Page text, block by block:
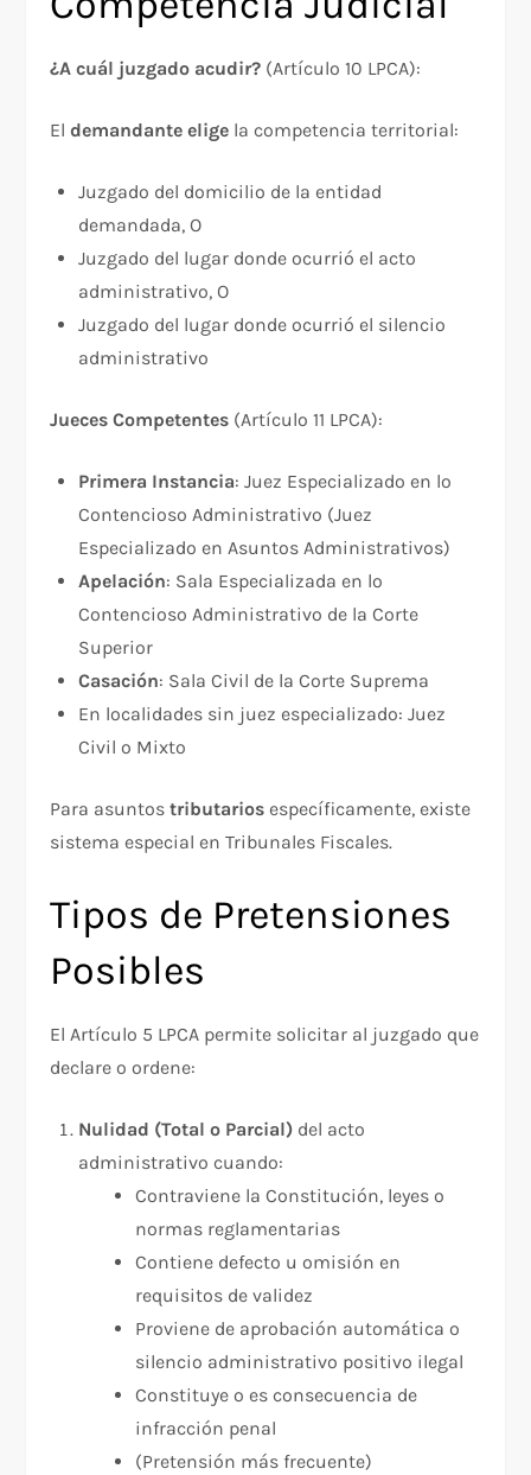
¿A cuál juzgado acudir? (Artículo 10 LPCA):
Eldemandante elige la competencia territorial:​
Juzgado del domicilio de la entidad
demandada, O
Juzgado del lugar donde ocurrió el acto
administrativo, O
Juzgado del lugar donde ocurrió el silencio
administrativo
Jueces Competentes (Artículo 11 LPCA):​
Primera Instancia: Juez Especializado en lo
Contencioso Administrativo (Juez
Especializado en Asuntos Administrativos)
Apelación: Sala Especializada en lo
Contencioso Administrativo de la Corte
Superior
Casación: Sala Civil de la Corte Suprema
En localidades sin juez especializado: Juez
Civil o Mixto
Para asuntostributarios específicamente, existe
sistema especial en Tribunales Fiscales.
Tipos de Pretensiones
Posibles
El Artículo 5 LPCA permite solicitar al juzgado que
declare o ordene:​
Nulidad (Total o Parcial) del acto
administrativo cuando:
Contraviene la Constitución, leyes o
normas reglamentarias
Contiene defecto u omisión en
requisitos de validez
Proviene de aprobación automática o
silencio administrativo positivo ilegal
Constituye o es consecuencia de
infracción penal
(Pretensión más frecuente)